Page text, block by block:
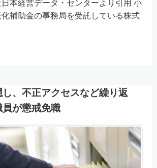
本経営データ・センターより引用 小
補助金の事務局を受託している株式
、不正アクセスなど繰り返
が懲戒免職